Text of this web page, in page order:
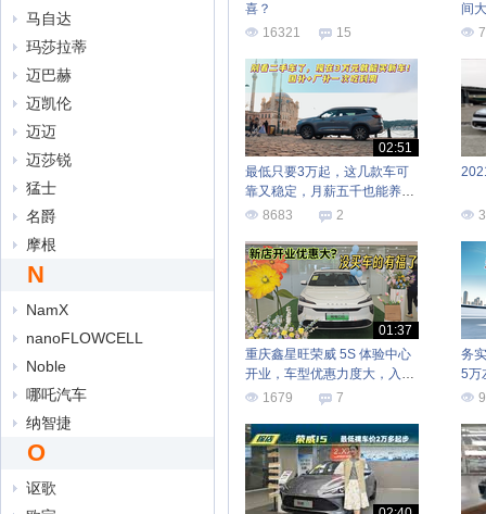
马自达
玛莎拉蒂
迈巴赫
迈凯伦
迈迈
迈莎锐
猛士
名爵
摩根
N
NamX
nanoFLOWCELL
Noble
哪吒汽车
纳智捷
O
讴歌
喜？
16321
15
间
02:51
最低只要3万起，这几款车可
靠又稳定，月薪五千也能养得
起 8683 2
01:37
重庆鑫星旺荣威 5S 体验中心
开业，车型优惠力度大，入手
好时机！
1679 7
务
5万
起